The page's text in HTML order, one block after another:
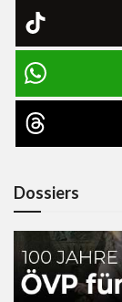
Dossiers